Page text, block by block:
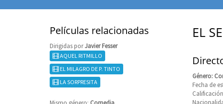
Películas relacionadas
Dirigidas porJavier Fesser
AQUEL RITMILLO
EL MILAGRO DE P. TINTO
LA SORPRESITA
EL
Género:
Fecha de